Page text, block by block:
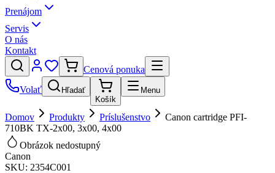
Prenájom
Servis
O nás
Kontakt
Cenová ponuka
Volať
Hľadať
Košík
Menu
Domov Produkty Príslušenstvo
Canon cartridge PFI-
710BK TX-2x00, 3x00, 4x00
Obrázok nedostupný
Canon
SKU: 2354C001